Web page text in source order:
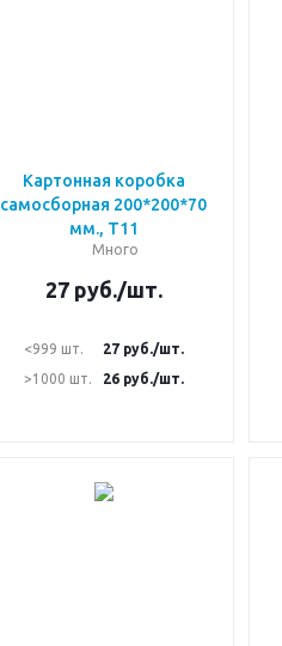
Картонная коробка
самосборная 200*200*70
мм., Т11
Много
27руб./шт.
<999 шт. 27руб./шт.
>1000 шт.
26руб./шт.